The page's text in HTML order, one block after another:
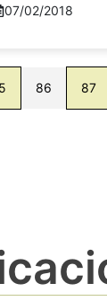
07/02/2018
86 87